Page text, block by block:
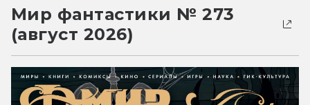
Мир фантастики № 273
(август 2026)